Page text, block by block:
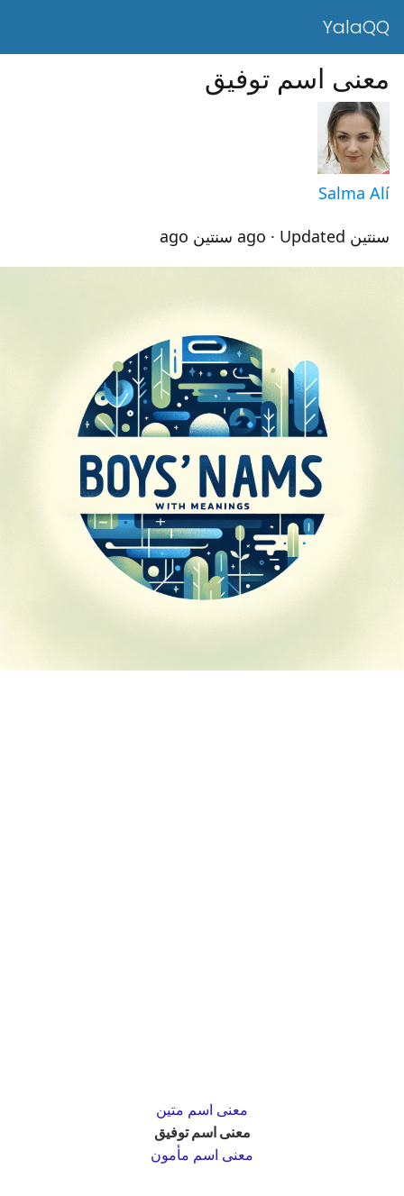
YalaQQ
معنى اسم توفيق
Salma Alí
سنتين ago · Updated سنتين ago
معنى اسم متين
معنى اسم توفيق
معنى اسم مأمون